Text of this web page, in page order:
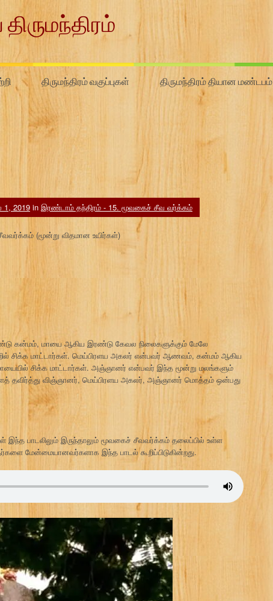
திருமந்திரம் வகுப்புகள் திருமந்திரம் தியான மண்டபம்
2019 in இரண்டாம் தந்திரம் - 15. மூவகைச் சீவ வர்க்கம்
(மூன்று விதமான உயிர்கள்)
கன்மம், மாயை ஆகிய இரண்டு கேவல நிலைகளுக்கும் மேலே
சிக்க மாட்டார்கள். மெய்பிரளய அகலர் என்பவர் ஆணவம், கன்மம் ஆகிய
சிக்க மாட்டார்கள். அஞ்ஞானர் என்பவர் இந்த மூன்று மலங்களும்
விஞ்ஞானர், மெய்பிரளய அகலர், அஞ்ஞானர் மொத்தம் ஒன்பது
பாடலிலும் இருந்தாலும் மூவகைச் சீவவர்க்கம் தலைப்பில் உள்ள
மேன்மையானவர்களாக இந்த பாடல் கூறிப்பிடுகின்றது.